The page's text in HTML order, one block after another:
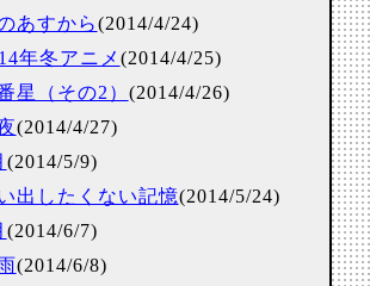
あすから(2014/4/24)
年冬アニメ (2014/4/25)
星（その2） (2014/4/26)
(2014/4/27)
(2014/5/9)
出したくない記憶(2014/5/24)
(2014/6/7)
(2014/6/8)